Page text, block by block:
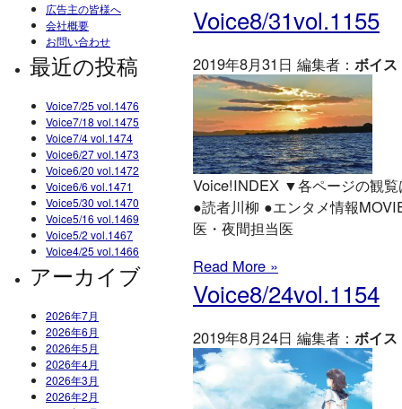
広告主の皆様へ
会社概要
お問い合わせ
最近の投稿
Voice7/25 vol.1476
Voice7/18 vol.1475
Voice7/4 vol.1474
Voice6/27 vol.1473
Voice6/20 vol.1472
Voice6/6 vol.1471
Voice5/30 vol.1470
Voice5/16 vol.1469
Voice5/2 vol.1467
Voice4/25 vol.1466
アーカイブ
2026年7月
2026年6月
2026年5月
2026年4月
2026年3月
2026年2月
Voice8/31vol.1155
2019年8月31日 編集者： ボイス
Voice!INDEX ▼各ページの観
●読者川柳 ●エンタメ情報
医・夜間担当医
Read More »
Voice8/24vol.1154
2019年8月24日 編集者： ボイス